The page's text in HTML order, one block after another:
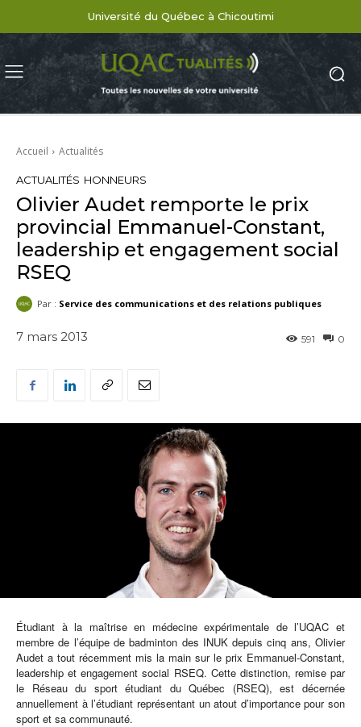
Université du Québec à Chicoutimi
Accueil Actualités
ACTUALITÉS HONNEURS
Olivier Audet remporte le prix
provincial Emmanuel-Constant,
leadership et engagement social
RSEQ
Par : Service des communications et des relations publiques
7 mars 2013 0
591
Étudiant à la maîtrise en médecine expérimentale de l’UQAC et
membre de l’équipe de badminton des INUK depuis cinq ans, Olivier
Audet a tout récemment mis la main sur le prix Emmanuel-Constant,
leadership et engagement social RSEQ. Cette distinction, remise par
le Réseau du sport étudiant du Québec (RSEQ), est décernée
annuellement à l’étudiant représentant un atout d’importance pour son
sport et sa communauté.